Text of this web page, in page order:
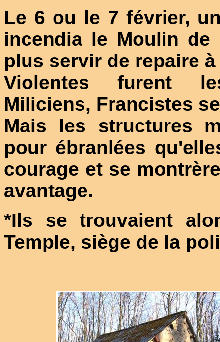
Le 6 ou le 7 février,
incendia le Moulin
plus servir de repaire
Violentes furent
Miliciens, Francistes
Mais les structures
pour ébranlées
courage et se
avantage.
*Ils se trouvaient
Temple, siège de la